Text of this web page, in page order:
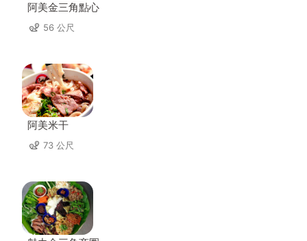
阿美金三角點心
56 公尺
阿美米干
73 公尺